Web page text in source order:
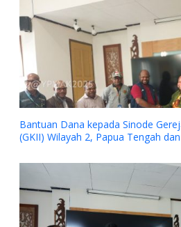
Bantuan Dana kepada Sinode
(GKII) Wilayah 2, Papua Tengah